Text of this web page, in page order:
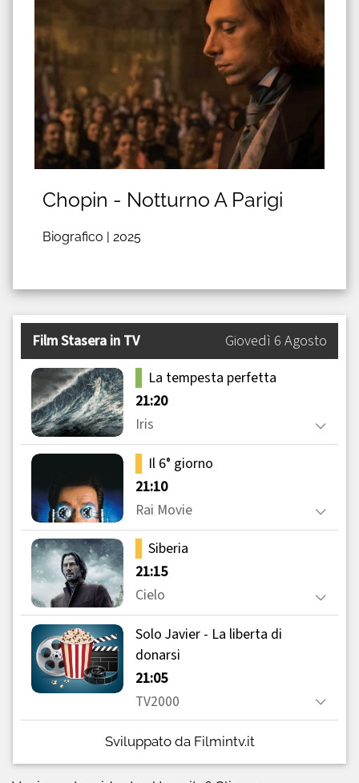
Chopin - Notturno A Parigi
Biografico | 2025
Sviluppato da Filmintv.it